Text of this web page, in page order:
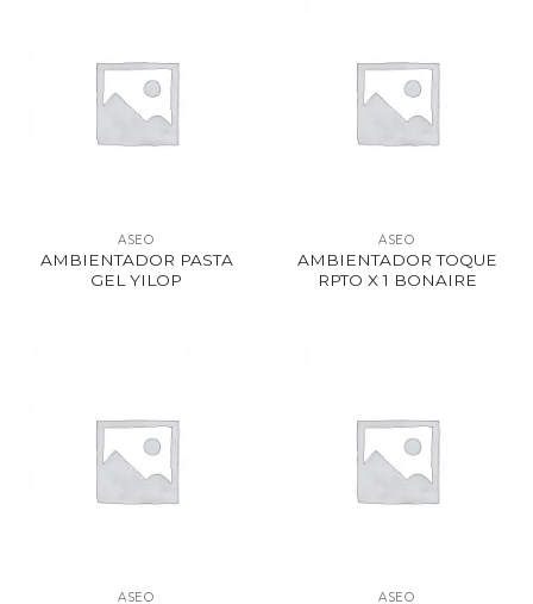
ASEO
AMBIENTADOR PASTA
GEL YILOP
ASEO
AMBIENTADOR TOQUE
RPTO X 1 BONAIRE
ASEO ASEO